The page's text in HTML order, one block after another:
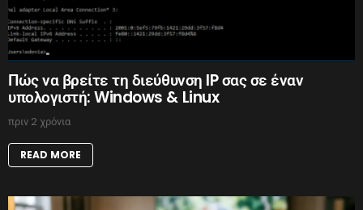
Πώς να βρείτε τη διεύθυνση IP σας σε έναν
υπολογιστή: Windows & Linux
πριν 2 χρόνια
READ MORE